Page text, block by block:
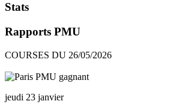
Stats
Rapports PMU
COURSES DU 26/05/2026
jeudi 23 janvier